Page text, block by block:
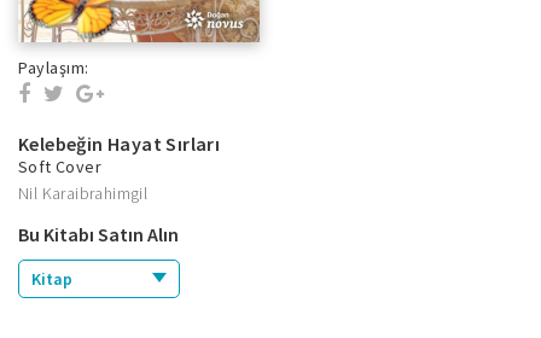
Paylaşım:
Kelebeğin Hayat Sırları
Soft Cover
Nil Karaibrahimgil
Bu Kitabı Satın Alın
Kitap